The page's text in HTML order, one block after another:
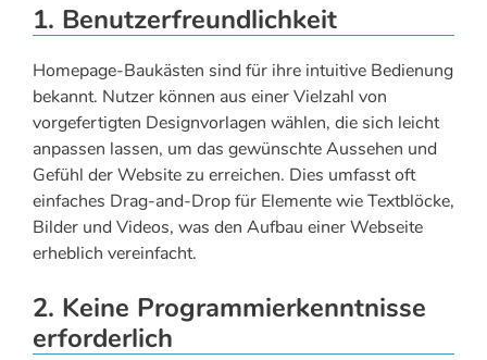
1. Benutzerfreundlichkeit
Homepage-Baukästen sind für ihre intuitive Bedienung
bekannt. Nutzer können aus einer Vielzahl von
vorgefertigten Designvorlagen wählen, die sich leicht
anpassen lassen, um das gewünschte Aussehen und
Gefühl der Website zu erreichen. Dies umfasst oft
einfaches Drag-and-Drop für Elemente wie Textblöcke,
Bilder und Videos, was den Aufbau einer Webseite
erheblich vereinfacht.
2. Keine Programmierkenntnisse
erforderlich